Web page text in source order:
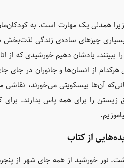
همدلی یک مهارت است. به
چیزهای ساده‌ی زندگی لذت‌بخش
را ببینند، یادشان دهیم خورشیدی که
هرکدام از انسان‌ها و جانوران در
آن‌ها بیسکویتی می‌خورند،
را برای همه پاس بدارند. برای
از کتاب
نور خورشید از همه جای شهر از